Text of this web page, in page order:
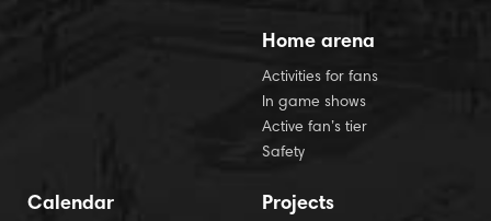
Home arena
Activities for fans
In game shows
Active fan’s tier
Safety
Calendar Projects